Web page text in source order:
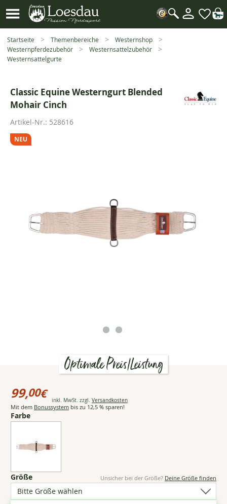
Mein
Startseite Themenbereiche
Westernshop
Westernpferdezubehör
Westernsattelzubehör
Westernsattelgurte
Classic Equine Westerngurt Blended
Mohair Cinch
Artikel-Nr.: 528616
NEU
Optimale Preis/Leistung
für
Classic
Equine
Westerngurt
Blended
99,00€
99,00
€
inkl. MwSt. zzgl. VersandkostenÖffnet Popup mit
Mit dem Bonussystem bis zu 12,5 % sparen!
Farbe
Unsicher bei der Größe? Deine Größe finden
Größe(6
Optionen
verfügbar)